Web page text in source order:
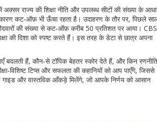
राज्य की शिक्षा नीति और उपलब्ध सीटों की संख्या के
कारण कट‑ऑफ़ भी ऊँचा रहता है। उदाहरण के तौर पर, पिछले
की संख्या से कट‑ऑफ़ करीब 50 प्रतिशत पर आया।
की दिशा को स्पष्ट करते हैं। इस तरह के डेटा से छात्र अपना
हैं, कौन‑से टॉपिक बेहतर स्कोर देते हैं, और किन
टिप्स और सफलता की कहानियों को आप पाएँगे, जिससे
गाइड और वास्तविक आँकड़े मिलेंगे, जो आपके निर्णय को आसान